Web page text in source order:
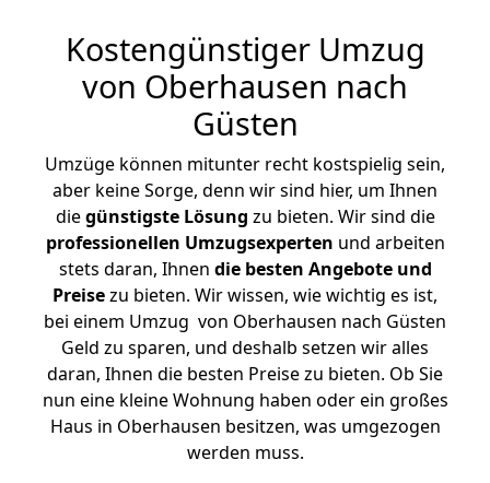
Kostengünstiger Umzug
von Oberhausen nach
Güsten
Umzüge können mitunter recht kostspielig sein,
aber keine Sorge, denn wir sind hier, um Ihnen
diegünstigste Lösung zu bieten. Wir sind die
professionellen Umzugsexperten und arbeiten
stets daran, Ihnen die besten Angebote und
Preisezu bieten. Wir wissen, wie wichtig es ist,
bei einem Umzug von Oberhausen nach Güsten
Geld zu sparen, und deshalb setzen wir alles
daran, Ihnen die besten Preise zu bieten. Ob Sie
nun eine kleine Wohnung haben oder ein großes
Haus in Oberhausen besitzen, was umgezogen
werden muss.